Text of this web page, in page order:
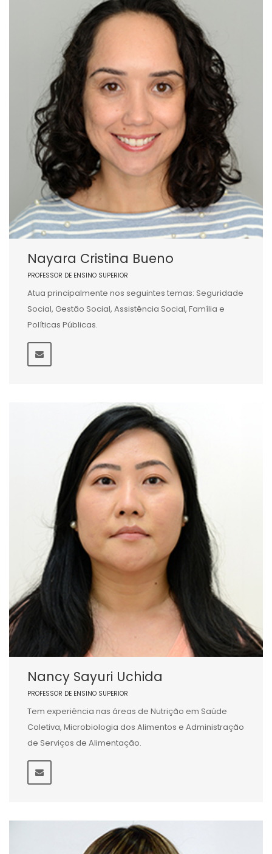
Nayara Cristina Bueno
PROFESSOR DE ENSINO SUPERIOR
Atua principalmente nos seguintes temas: Seguridade
Social, Gestão Social, Assistência Social, Família e
Políticas Públicas.
Nancy Sayuri Uchida
PROFESSOR DE ENSINO SUPERIOR
Tem experiência nas áreas de Nutrição em Saúde
Coletiva, Microbiologia dos Alimentos e Administração
de Serviços de Alimentação.